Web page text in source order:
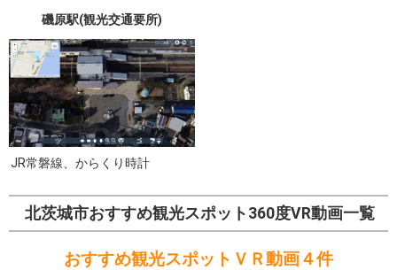
磯原駅(観光交通要所)
JR常磐線、からくり時計
北茨城市おすすめ観光スポット360度VR動画一覧
おすすめ観光スポットＶＲ動画４件